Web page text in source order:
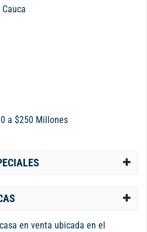
a $250 Millones
en venta ubicada en el